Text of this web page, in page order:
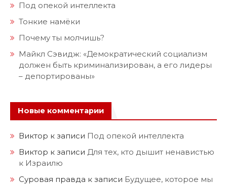
Под опекой интеллекта
Тонкие намёки
Почему ты молчишь?
Майкл Сэвидж: «Демократический социализм
должен быть криминализирован, а его лидеры
– депортированы»
Новые комментарии
Виктор к записи Под опекой интеллекта
Виктор к записи Для тех, кто дышит ненавистью
к Израилю
Суровая правда к записи Будущее, которое мы